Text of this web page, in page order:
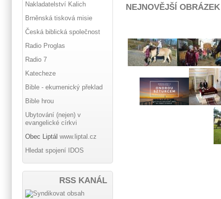
NEJNOVĚJŠÍ OBRÁZEK
Nakladatelství Kalich
Brněnská tisková misie
Česká biblická společnost
Radio Proglas
Radio 7
Katecheze
Bible - ekumenický překlad
Bible hrou
Ubytování (nejen) v
evangelické církvi
Obec Liptál www.liptal.cz
Hledat spojení IDOS
RSS KANÁL